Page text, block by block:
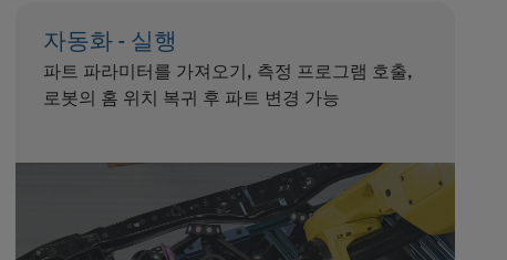
자동화 - 실행
파트 파라미터를 가져오기, 측정 프로그램 호출,
로봇의 홈 위치 복귀 후 파트 변경 가능